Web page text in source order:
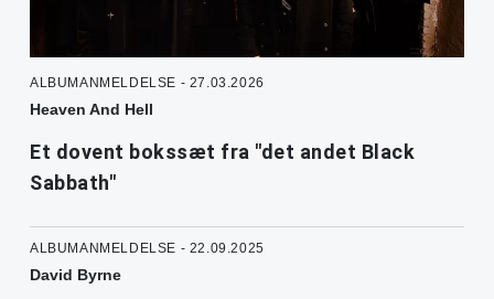
ALBUMANMELDELSE - 27.03.2026
Heaven And Hell
Et dovent bokssæt fra "det andet Black
Sabbath"
ALBUMANMELDELSE - 22.09.2025
David Byrne